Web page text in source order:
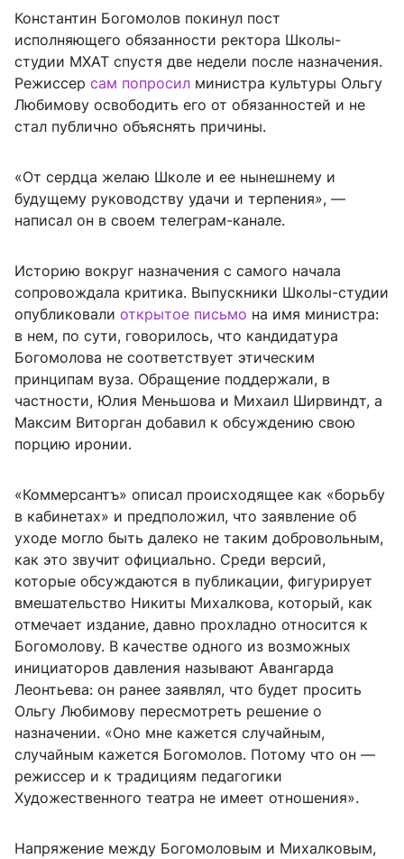
Константин Богомолов покинул пост
исполняющего обязанности ректора Школы-
студии МХАТ спустя две недели после назначения.
Режиссер сам попросил министра культуры Ольгу
Любимову освободить его от обязанностей и не
стал публично объяснять причины.
«От сердца желаю Школе и ее нынешнему и
будущему руководству удачи и терпения», —
написал он в своем телеграм-канале.
Историю вокруг назначения с самого начала
сопровождала критика. Выпускники Школы-студии
опубликовали открытое письмо на имя министра:
в нем, по сути, говорилось, что кандидатура
Богомолова не соответствует этическим
принципам вуза. Обращение поддержали, в
частности, Юлия Меньшова и Михаил Ширвиндт, а
Максим Виторган добавил к обсуждению свою
порцию иронии.
«Коммерсантъ» описал происходящее как «борьбу
в кабинетах» и предположил, что заявление об
уходе могло быть далеко не таким добровольным,
как это звучит официально. Среди версий,
которые обсуждаются в публикации, фигурирует
вмешательство Никиты Михалкова, который, как
отмечает издание, давно прохладно относится к
Богомолову. В качестве одного из возможных
инициаторов давления называют Авангарда
Леонтьева: он ранее заявлял, что будет просить
Ольгу Любимову пересмотреть решение о
назначении. «Оно мне кажется случайным,
случайным кажется Богомолов. Потому что он —
режиссер и к традициям педагогики
Художественного театра не имеет отношения».
Напряжение между Богомоловым и Михалковым,